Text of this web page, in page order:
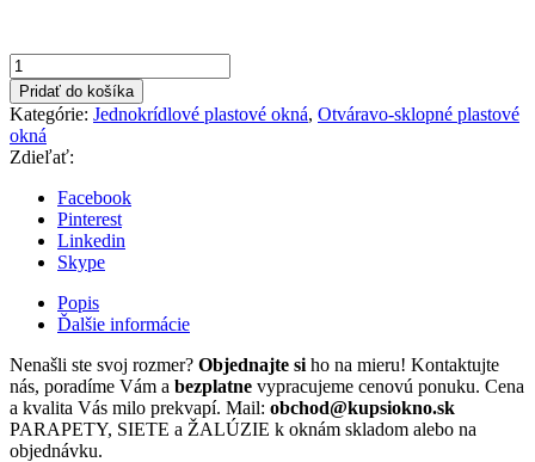
Pridať do košíka
Kategórie: Jednokrídlové plastové okná, Otváravo-sklopné plastové
okná
Zdieľať:
Facebook
Pinterest
Linkedin
Skype
Popis
Ďalšie informácie
Nenašli ste svoj rozmer? Objednajte si ho na mieru! Kontaktujte
nás, poradíme Vám a bezplatne vypracujeme cenovú ponuku. Cena
a kvalita Vás milo prekvapí. Mail: obchod@kupsiokno.sk
PARAPETY, SIETE a ŽALÚZIE k oknám skladom alebo na
objednávku.